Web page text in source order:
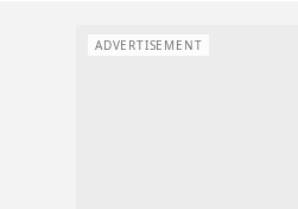
ADVERTISEMENT